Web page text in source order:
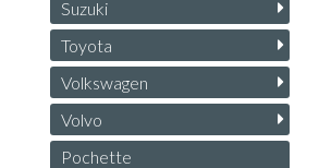
Suzuki
Toyota
Volkswagen
Volvo
Pochette